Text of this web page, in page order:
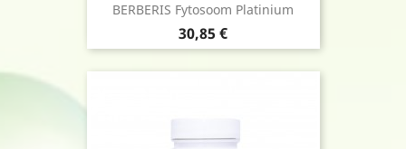
BERBERIS Fytosoom Platinium
Prix
30,85 €